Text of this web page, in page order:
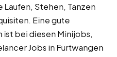
Stehen, Tanzen
Eine gute
bei diesen Minijobs,
Jobs in Furtwangen